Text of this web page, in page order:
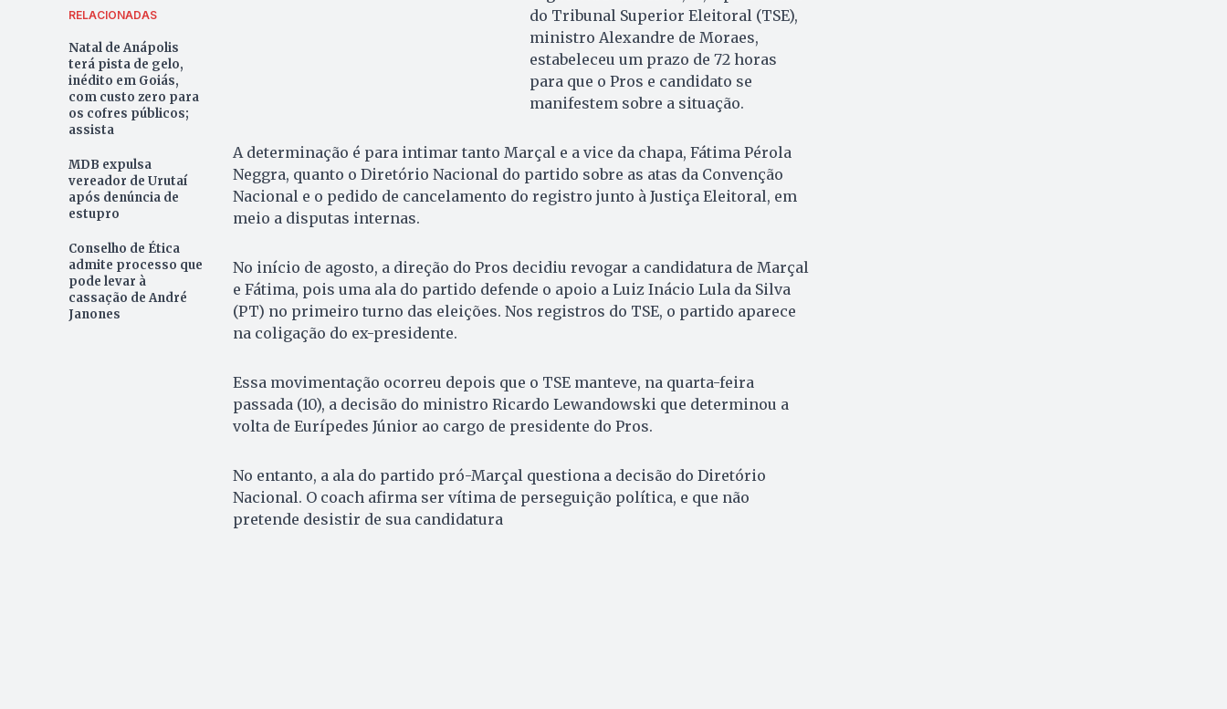
RELACIONADAS
Natal de Anápolis
terá pista de gelo,
inédito em Goiás,
com custo zero para
os cofres públicos;
assista
MDB expulsa
vereador de Urutaí
após denúncia de
estupro
Conselho de Ética
admite processo que
pode levar à
cassação de André
Janones
do Tribunal Superior Eleitoral (TSE),
ministro Alexandre de Moraes,
estabeleceu um prazo de 72 horas
para que o Pros e candidato se
manifestem sobre a situação.
A determinação é para intimar tanto Marçal e a vice da chapa, Fátima Pérola
Neggra, quanto o Diretório Nacional do partido sobre as atas da Convenção
Nacional e o pedido de cancelamento do registro junto à Justiça Eleitoral, em
meio a disputas internas.
No início de agosto, a direção do Pros decidiu revogar a candidatura de Marçal
e Fátima, pois uma ala do partido defende o apoio a Luiz Inácio Lula da Silva
(PT) no primeiro turno das eleições. Nos registros do TSE, o partido aparece
na coligação do ex-presidente.
Essa movimentação ocorreu depois que o TSE manteve, na quarta-feira
passada (10), a decisão do ministro Ricardo Lewandowski que determinou a
volta de Eurípedes Júnior ao cargo de presidente do Pros.
No entanto, a ala do partido pró-Marçal questiona a decisão do Diretório
Nacional. O coach afirma ser vítima de perseguição política, e que não
pretende desistir de sua candidatura